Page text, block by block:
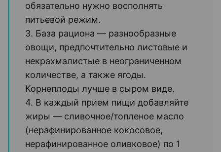
обязательно нужно восполнять
питьевой режим.
3. База рациона — разнообразные
овощи, предпочтительно листовые и
некрахмалистые в неограниченном
количестве, а также ягоды.
Корнеплоды лучше в сыром виде.
4. В каждый прием пищи добавляйте
жиры — сливочное/топленое масло
(нерафинированное кокосовое,
нерафинированное оливковое) по 1